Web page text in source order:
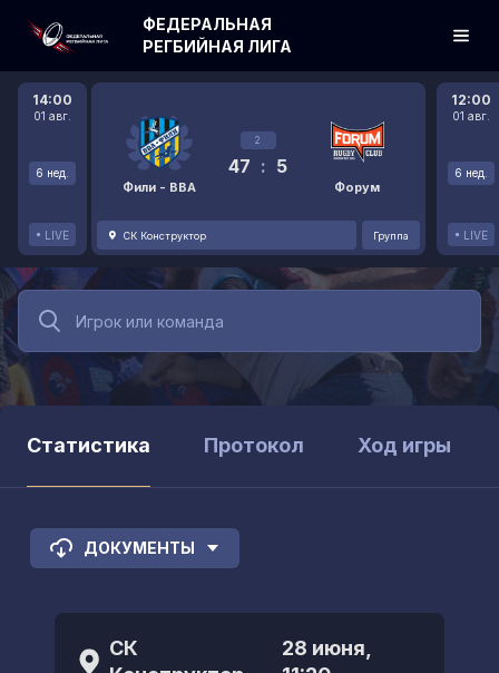
14:00
01 авг.
6 нед.
LIVE
Фили - ВВА
2
47 : 5
Форум
СК Конструктор Группа
12:00
01 авг.
6 нед.
LIVE
ФЕДЕРАЛЬНАЯ
РЕГБИЙНАЯ ЛИГА
Статистика Протокол Ход игры
ДОКУМЕНТЫ
СК
28 июня,